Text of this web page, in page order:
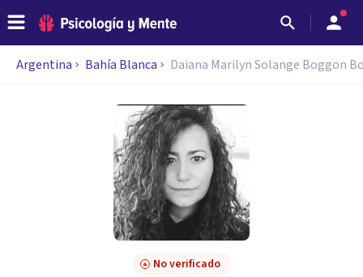
Argentina Bahía Blanca Daiana Marilyn Solange Boggon
No verificado